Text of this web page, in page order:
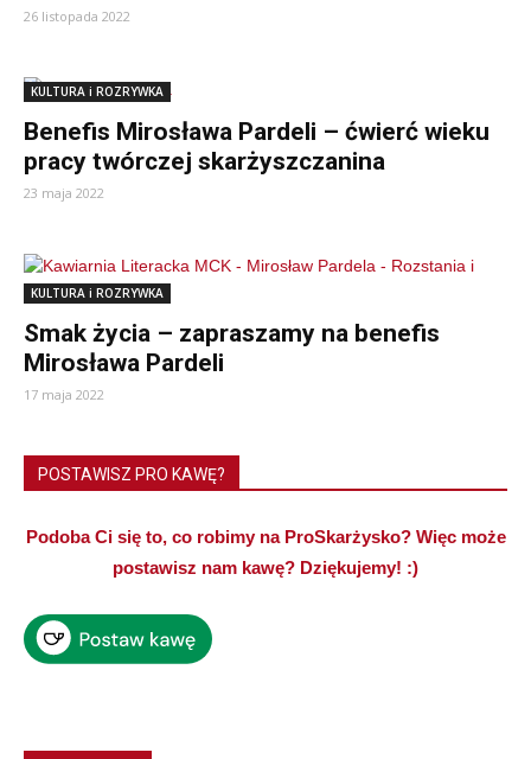
26 listopada 2022
KULTURA i ROZRYWKA
Benefis Mirosława Pardeli – ćwierć wieku
pracy twórczej skarżyszczanina
23 maja 2022
KULTURA i ROZRYWKA
Smak życia – zapraszamy na benefis
Mirosława Pardeli
17 maja 2022
POSTAWISZ PRO KAWĘ?
Podoba Ci się to, co robimy na ProSkarżysko? Więc może
postawisz nam kawę? Dziękujemy! :)